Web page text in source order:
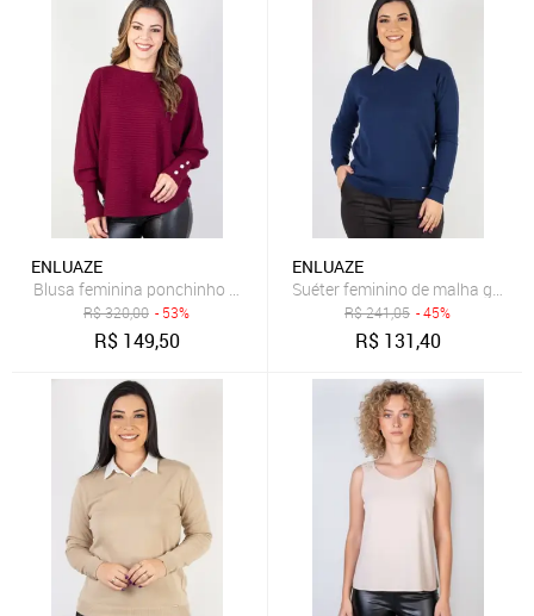
ENLUAZE
Blusa feminina ponchinho 81196 - Bordô
R$320,00 - 53%
R$ 149,50
ENLUAZE
Suéter feminino de malha gola
R$241,05 - 45%
R$ 131,40